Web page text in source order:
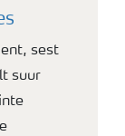
sest
suur